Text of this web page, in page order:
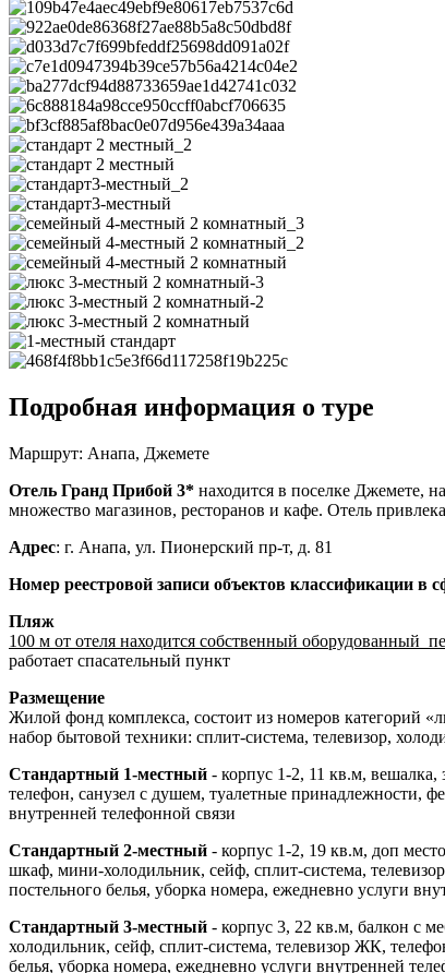
Подробная информация о туре
Маршрут: Анапа, Джемете
Отель Гранд Прибой 3* находится в поселке Джемете,
множество магазинов, ресторанов и кафе. Отель
Адрес: г. Анапа, ул. Пионерский пр-т, д. 81
Номер реестровой записи объектов классификации в
Пляж
100 м от отеля находится собственный оборудованный
работает спасательный пункт
Размещение
Жилой фонд комплекса, состоит из номеров категорий
набор бытовой техники: сплит-система, телевизор,
Стандартный 1-местный - корпус 1-2, 11 кв.м, вешалка,
телефон, санузел с душем, туалетные принадлежности,
внутренней телефонной связи
Стандартный 2-местный - корпус 1-2, 19 кв.м, доп
шкаф, мини-холодильник, сейф, сплит-система,
постельного белья, уборка номера, ежедневно услуги
Стандартный 3-местный - корпус 3, 22 кв.м, балкон с
холодильник, сейф, сплит-система, телевизор ЖК,
белья, уборка номера, ежедневно услуги внутренней